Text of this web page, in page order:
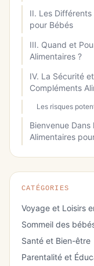
II. Les
pour Bébés
III. Quand et
Alimentaires ?
IV. La Sécurité
Compléments
Les risques
Bienvenue
Alimentaires
CATÉGORIES
Voyage et Loisirs
Sommeil des
Santé et Bien-être
Parentalité et